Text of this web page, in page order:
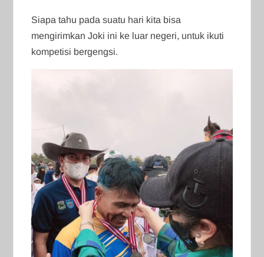
Siapa tahu pada suatu hari kita bisa
mengirimkan Joki ini ke luar negeri, untuk ikuti
kompetisi bergengsi.